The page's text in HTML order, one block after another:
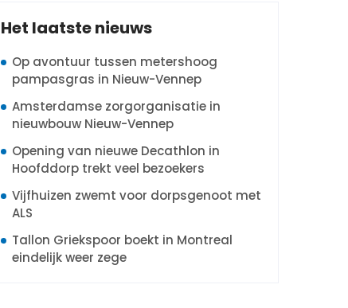
Het laatste nieuws
Op avontuur tussen metershoog
pampasgras in Nieuw-Vennep
Amsterdamse zorgorganisatie in
nieuwbouw Nieuw-Vennep
Opening van nieuwe Decathlon in
Hoofddorp trekt veel bezoekers
Vijfhuizen zwemt voor dorpsgenoot met
ALS
Tallon Griekspoor boekt in Montreal
eindelijk weer zege